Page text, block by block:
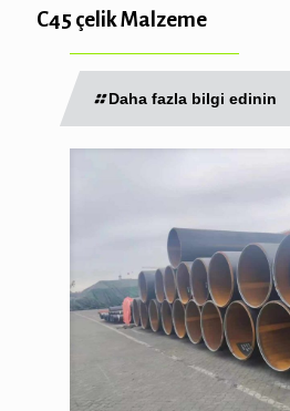
C45 çelik Malzeme
Daha fazla bilgi edinin